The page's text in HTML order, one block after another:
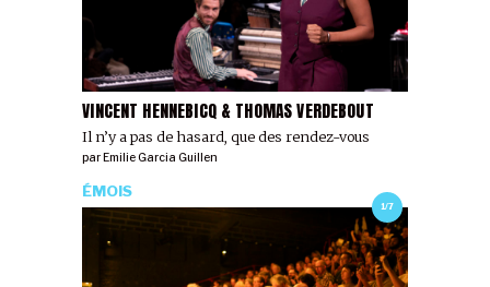
VINCENT HENNEBICQ & THOMAS VERDEBOUT
Il n’y a pas de hasard, que des rendez-vous
parEmilie Garcia Guillen
1/7
ÉMOIS